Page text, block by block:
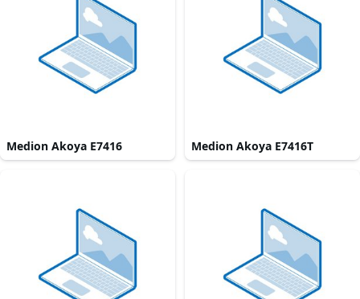
Medion Akoya E7416 Medion Akoya E7416T